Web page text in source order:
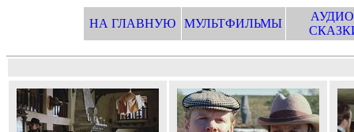
НА ГЛАВНУЮ МУЛЬТФИЛЬМЫ